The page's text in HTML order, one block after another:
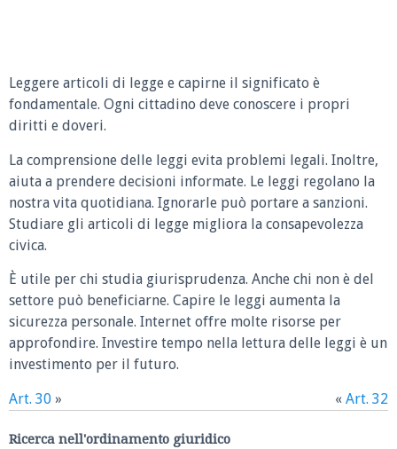
Leggere articoli di legge e capirne il significato è
fondamentale. Ogni cittadino deve conoscere i propri
diritti e doveri.
La comprensione delle leggi evita problemi legali. Inoltre,
aiuta a prendere decisioni informate. Le leggi regolano la
nostra vita quotidiana. Ignorarle può portare a sanzioni.
Studiare gli articoli di legge migliora la consapevolezza
civica.
È utile per chi studia giurisprudenza. Anche chi non è del
settore può beneficiarne. Capire le leggi aumenta la
sicurezza personale. Internet offre molte risorse per
approfondire. Investire tempo nella lettura delle leggi è un
investimento per il futuro.
Art. 30 » « Art. 32
Ricerca nell'ordinamento giuridico